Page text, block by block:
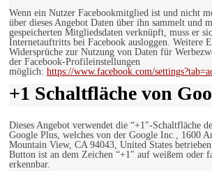
Wenn ein Nutzer Facebookmitglied ist und nicht
über dieses Angebot Daten über ihn sammelt und
gespeicherten Mitgliedsdaten verknüpft, muss er
Internetauftritts bei Facebook ausloggen. Weitere
Widersprüche zur Nutzung von Daten für
der Facebook-Profileinstellungen
möglich: https://www.facebook.com/
+1 Schaltfläche von
Dieses Angebot verwendet die “+1″-Schaltfläche
Google Plus, welches von der Google Inc., 1600
Mountain View, CA 94043, United States
Button ist an dem Zeichen “+1″ auf weißem oder
erkennbar.